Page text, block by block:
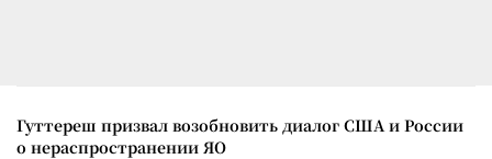
Гуттереш призвал возобновить диалог США и России
о нераспространении ЯО